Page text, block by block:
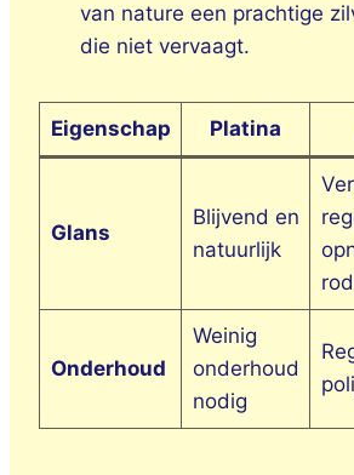
van nature een prachtige
die niet vervaagt.
Eigenschap Platina
Glans
Blijvend en
natuurlijk
Onderhoud
Weinig
onderhoud
nodig